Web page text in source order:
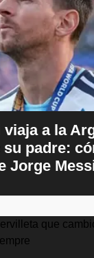
viaja a la
su padre:
Jorge